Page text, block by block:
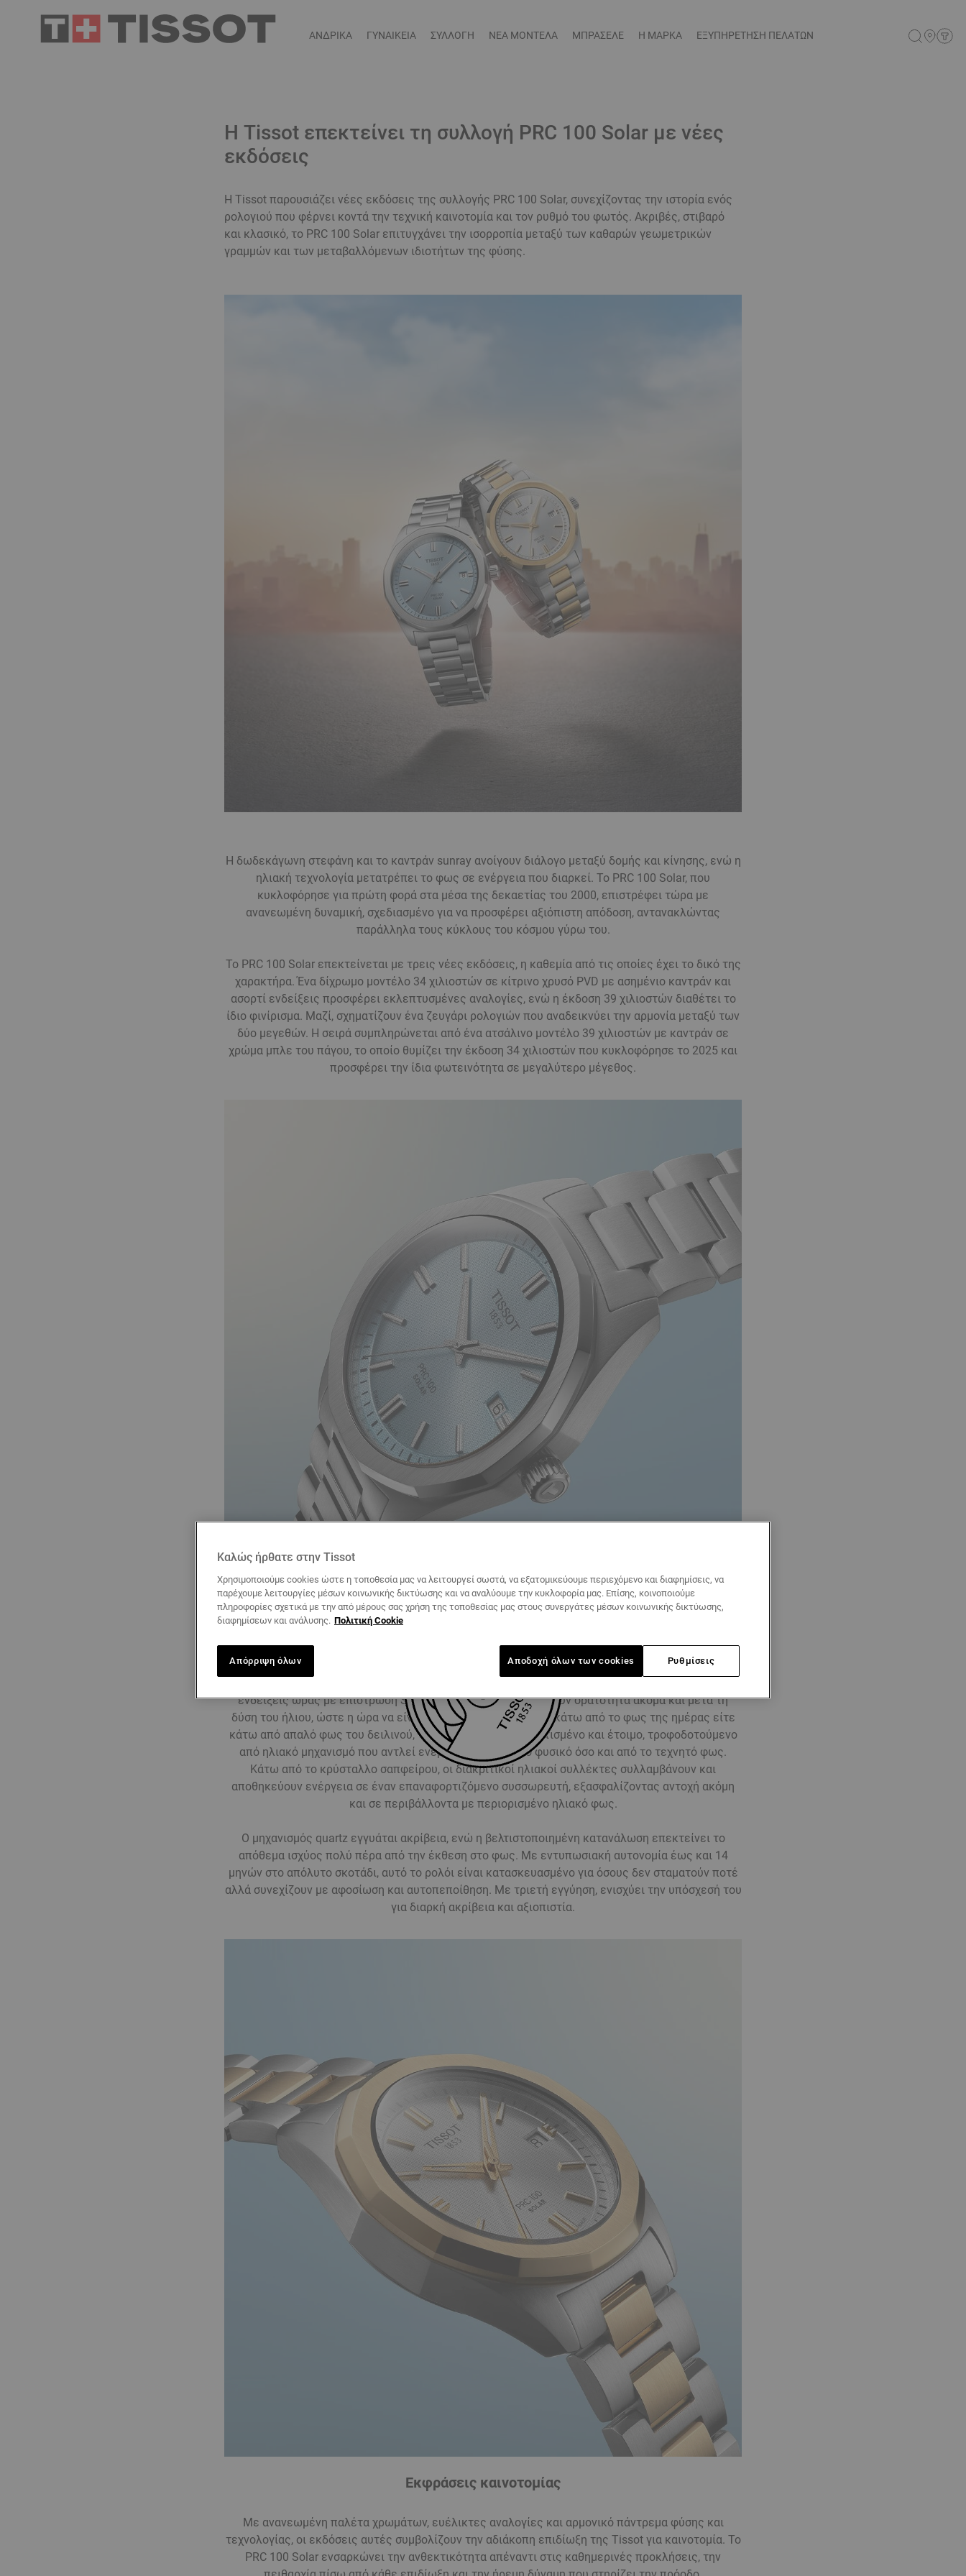
ΑΝΔΡΙΚΑ ΓΥΝΑΙΚΕΙΑ ΣΥΛΛΟΓΗ ΝΕΑ ΜΟΝΤΕΛΑ ΜΠΡΑΣΕΛΕ Η ΜΑΡΚΑ ΕΞΥΠΗΡΕΤΗΣΗ ΠΕΛΑΤΩΝ
Η Tissot επεκτείνει τη συλλογή PRC 100 Solar με νέες
εκδόσεις
Η Tissot παρουσιάζει νέες εκδόσεις της συλλογής PRC 100 Solar, συνεχίζοντας την ιστορία ενός
ρολογιού που φέρνει κοντά την τεχνική καινοτομία και τον ρυθμό του φωτός. Ακριβές, στιβαρό
και κλασικό, το PRC 100 Solar επιτυγχάνει την ισορροπία μεταξύ των καθαρών γεωμετρικών
γραμμών και των μεταβαλλόμενων ιδιοτήτων της φύσης.
Η δωδεκάγωνη στεφάνη και το καντράν sunray ανοίγουν διάλογο μεταξύ δομής και κίνησης, ενώ η
ηλιακή τεχνολογία μετατρέπει το φως σε ενέργεια που διαρκεί. Το PRC 100 Solar, που
κυκλοφόρησε για πρώτη φορά στα μέσα της δεκαετίας του 2000, επιστρέφει τώρα με
ανανεωμένη δυναμική, σχεδιασμένο για να προσφέρει αξιόπιστη απόδοση, αντανακλώντας
παράλληλα τους κύκλους του κόσμου γύρω του.
Το PRC 100 Solar επεκτείνεται με τρεις νέες εκδόσεις, η καθεμία από τις οποίες έχει το δικό της
χαρακτήρα. Ένα δίχρωμο μοντέλο 34 χιλιοστών σε κίτρινο χρυσό PVD με ασημένιο καντράν και
ασορτί ενδείξεις προσφέρει εκλεπτυσμένες αναλογίες, ενώ η έκδοση 39 χιλιοστών διαθέτει το
ίδιο φινίρισμα. Μαζί, σχηματίζουν ένα ζευγάρι ρολογιών που αναδεικνύει την αρμονία μεταξύ των
δύο μεγεθών. Η σειρά συμπληρώνεται από ένα ατσάλινο μοντέλο 39 χιλιοστών με καντράν σε
χρώμα μπλε του πάγου, το οποίο θυμίζει την έκδοση 34 χιλιοστών που κυκλοφόρησε το 2025 και
προσφέρει την ίδια φωτεινότητα σε μεγαλύτερο μέγεθος.
Φως που δεν ξεθωριάζει ποτέ
ενδείξεις ώρας με επίστρωση Super-LumiNova® εξασφαλίζουν ορατότητα ακόμα και μετά τη
δύση του ήλιου, ώστε η ώρα να είναι ορατή κάθε στιγμή. Είτε κάτω από το φως της ημέρας είτε
κάτω από απαλό φως του δειλινού, το ρολόι παραμένει φορτισμένο και έτοιμο, τροφοδοτούμενο
από ηλιακό μηχανισμό που αντλεί ενέργεια τόσο από το φυσικό όσο και από το τεχνητό φως.
Κάτω από το κρύσταλλο σαπφείρου, οι διακριτικοί ηλιακοί συλλέκτες συλλαμβάνουν και
αποθηκεύουν ενέργεια σε έναν επαναφορτιζόμενο συσσωρευτή, εξασφαλίζοντας αντοχή ακόμη
και σε περιβάλλοντα με περιορισμένο ηλιακό φως.
Ο μηχανισμός quartz εγγυάται ακρίβεια, ενώ η βελτιστοποιημένη κατανάλωση επεκτείνει το
απόθεμα ισχύος πολύ πέρα από την έκθεση στο φως. Με εντυπωσιακή αυτονομία έως και 14
μηνών στο απόλυτο σκοτάδι, αυτό το ρολόι είναι κατασκευασμένο για όσους δεν σταματούν ποτέ
αλλά συνεχίζουν με αφοσίωση και αυτοπεποίθηση. Με τριετή εγγύηση, ενισχύει την υπόσχεσή του
για διαρκή ακρίβεια και αξιοπιστία.
Εκφράσεις καινοτομίας
Με ανανεωμένη παλέτα χρωμάτων, ευέλικτες αναλογίες και αρμονικό πάντρεμα φύσης και
τεχνολογίας, οι εκδόσεις αυτές συμβολίζουν την αδιάκοπη επιδίωξη της Tissot για καινοτομία. Το
PRC 100 Solar ενσαρκώνει την ανθεκτικότητα απέναντι στις καθημερινές προκλήσεις, την
Καλώς ήρθατε στην Tissot
Χρησιμοποιούμε cookies ώστε η τοποθεσία μας να λειτουργεί σωστά, να εξατομικεύουμε περιεχόμενο και διαφημίσεις, να
παρέχουμε λειτουργίες μέσων κοινωνικής δικτύωσης και να αναλύουμε την κυκλοφορία μας. Επίσης, κοινοποιούμε
πληροφορίες σχετικά με την από μέρους σας χρήση της τοποθεσίας μας στους συνεργάτες μέσων κοινωνικής δικτύωσης,
διαφημίσεων και ανάλυσης. Πολιτική Cookie
Ρυθμίσεις
Απόρριψη όλων Αποδοχή όλων των cookies